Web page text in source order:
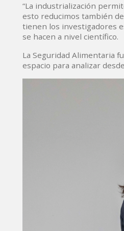
“La industrialización
esto reducimos también
tienen los investigadores
se hacen a nivel científico.
La Seguridad Alimentaria
espacio para analizar